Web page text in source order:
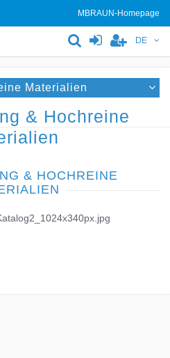
MBRAUN-Homepage
DE
Materialien
& Hochreine
& HOCHREINE